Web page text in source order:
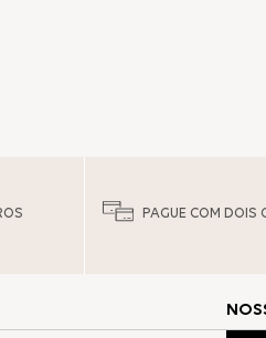
PAGUE COM DOIS